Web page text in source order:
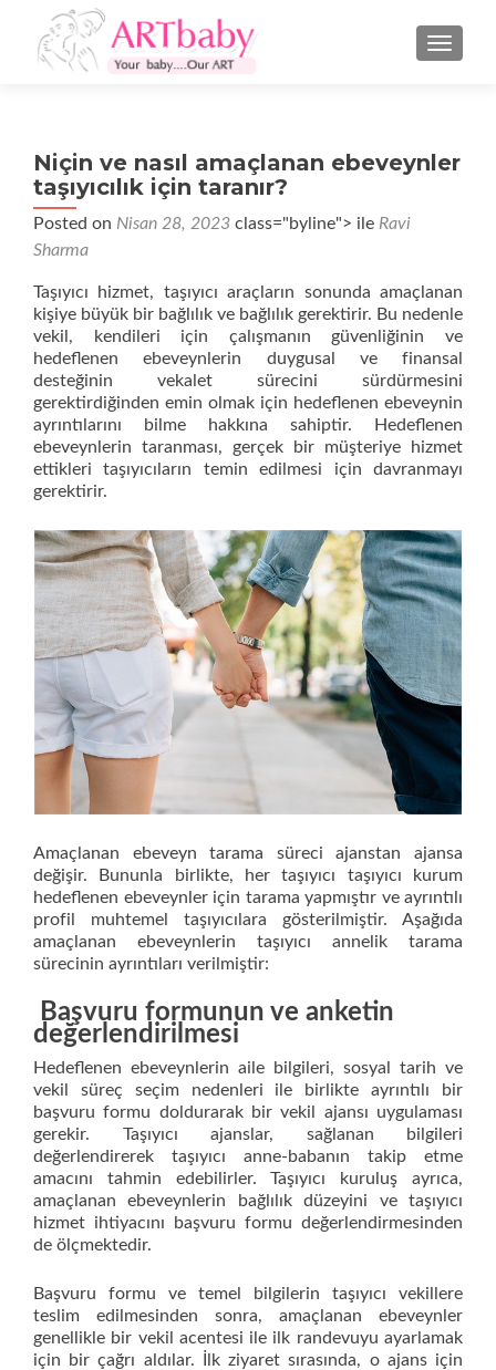
Niçin ve nasıl amaçlanan ebeveynler
taşıyıcılık için taranır?
Posted on Nisan 28, 2023 class="byline"> ile Ravi
Sharma
Taşıyıcı hizmet, taşıyıcı araçların sonunda amaçlanan
kişiye büyük bir bağlılık ve bağlılık gerektirir. Bu nedenle
vekil, kendileri için çalışmanın güvenliğinin ve
hedeflenen ebeveynlerin duygusal ve finansal
desteğinin vekalet sürecini sürdürmesini
gerektirdiğinden emin olmak için hedeflenen ebeveynin
ayrıntılarını bilme hakkına sahiptir. Hedeflenen
ebeveynlerin taranması, gerçek bir müşteriye hizmet
ettikleri taşıyıcıların temin edilmesi için davranmayı
gerektirir.
Amaçlanan ebeveyn tarama süreci ajanstan ajansa
değişir. Bununla birlikte, her taşıyıcı taşıyıcı kurum
hedeflenen ebeveynler için tarama yapmıştır ve ayrıntılı
profil muhtemel taşıyıcılara gösterilmiştir. Aşağıda
amaçlanan ebeveynlerin taşıyıcı annelik tarama
sürecinin ayrıntıları verilmiştir:
Başvuru formunun ve anketin
değerlendirilmesi
Hedeflenen ebeveynlerin aile bilgileri, sosyal tarih ve
vekil süreç seçim nedenleri ile birlikte ayrıntılı bir
başvuru formu doldurarak bir vekil ajansı uygulaması
gerekir. Taşıyıcı ajanslar, sağlanan bilgileri
değerlendirerek taşıyıcı anne-babanın takip etme
amacını tahmin edebilirler. Taşıyıcı kuruluş ayrıca,
amaçlanan ebeveynlerin bağlılık düzeyini ve taşıyıcı
hizmet ihtiyacını başvuru formu değerlendirmesinden
de ölçmektedir.
Başvuru formu ve temel bilgilerin taşıyıcı vekillere
teslim edilmesinden sonra, amaçlanan ebeveynler
genellikle bir vekil acentesi ile ilk randevuyu ayarlamak
için bir çağrı aldılar. İlk ziyaret sırasında, o ajans için